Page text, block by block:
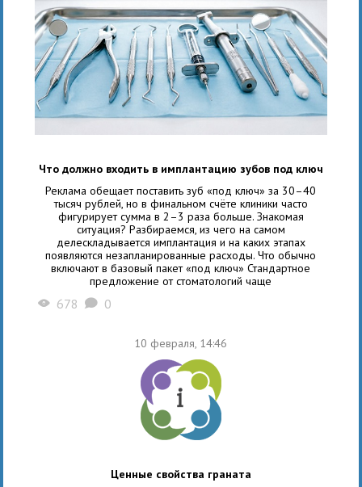
Что должно входить в имплантацию зубов под ключ
Реклама обещает поставить зуб «под ключ» за 30–40
тысяч рублей, но в финальном счёте клиники часто
фигурирует сумма в 2–3 раза больше. Знакомая
ситуация? Разбираемся, из чего на самом
делескладывается имплантация и на каких этапах
появляются незапланированные расходы. Что обычно
включают в базовый пакет «под ключ» Стандартное
предложение от стоматологий чаще
X 678 K 0
10 февраля, 14:46
Ценные свойства граната